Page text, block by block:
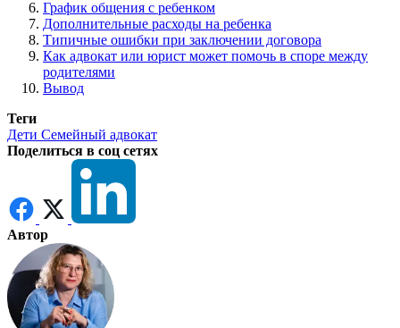
График общения с ребенком
Дополнительные расходы на ребенка
Типичные ошибки при заключении договора
Как адвокат или юрист может помочь в споре между
родителями
Вывод
Теги
Дети Семейный адвокат
Поделиться в соц сетях
Автор